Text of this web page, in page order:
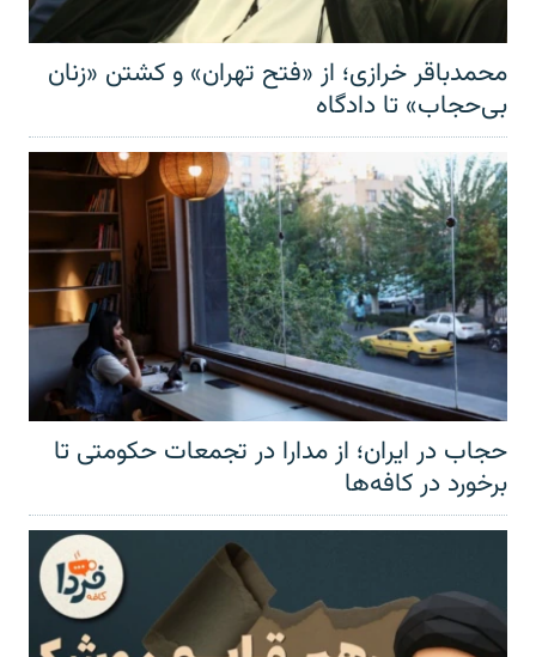
محمدباقر خرازی؛ از «فتح تهران» و کشتن «زنان
بی‌حجاب» تا دادگاه
حجاب در ایران؛ از مدارا در تجمعات حکومتی تا
برخورد در کافه‌ها